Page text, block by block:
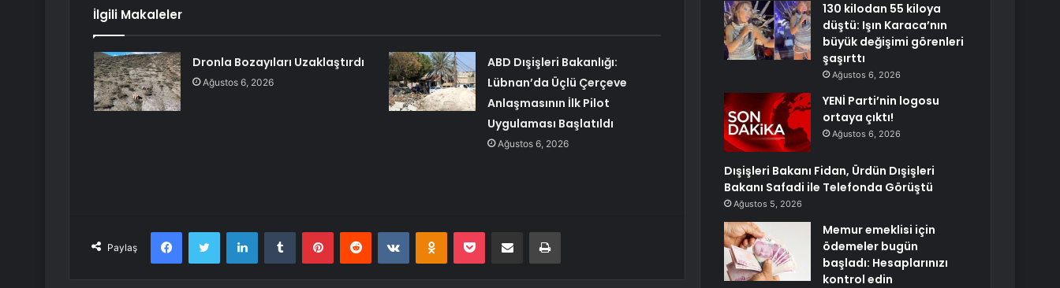
İlgili Makaleler
Dronla Bozayıları Uzaklaştırdı
Ağustos 6, 2026
ABD Dışişleri Bakanlığı:
Lübnan’da Üçlü Çerçeve
Anlaşmasının İlk Pilot
Uygulaması Başlatıldı
Ağustos 6, 2026
Paylaş
FacebookTwitter LinkedInTumblr PinterestReddit VKontakteOdnoklassniki
Pocket E-Posta ile paylaş Yazdır
130 kilodan 55 kiloya
düştü: Işın Karaca’nın
büyük değişimi görenleri
şaşırttı
Ağustos 6, 2026
YENİ Parti’nin logosu
ortaya çıktı!
Ağustos 6, 2026
Dışişleri Bakanı Fidan, Ürdün Dışişleri
Bakanı Safadi ile Telefonda Görüştü
Ağustos 5, 2026
Memur emeklisi için
ödemeler bugün
başladı: Hesaplarınızı
kontrol edin